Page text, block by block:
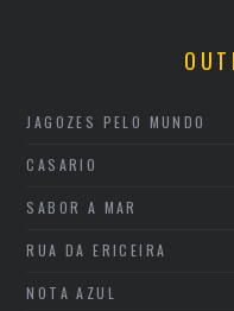
JAGOZES PELO MUNDO
CASARIO
SABOR A MAR
RUA DA ERICEIRA
NOTA AZUL